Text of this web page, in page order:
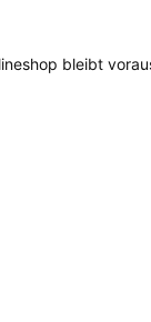
bleibt